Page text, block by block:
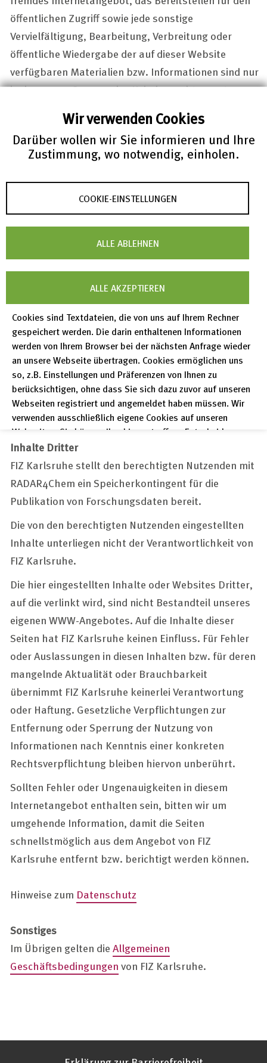
Wir verwenden Cookies
Darüber wollen wir Sie informieren und Ihre
Zustimmung, wo notwendig, einholen.
COOKIE-EINSTELLUNGEN
ALLE ABLEHNEN
ALLE AKZEPTIEREN
Cookies sind Textdateien, die von uns auf Ihrem Rechner
gespeichert werden. Die darin enthaltenen Informationen
werden von Ihrem Browser bei der nächsten Anfrage wieder
an unsere Webseite übertragen. Cookies ermöglichen uns
so, z.B. Einstellungen und Präferenzen von Ihnen zu
berücksichtigen, ohne dass Sie sich dazu zuvor auf unseren
Webseiten registriert und angemeldet haben müssen. Wir
verwenden ausschließlich eigene Cookies auf unseren
Webseiten. Sie können Ihre hier getroffene Entscheidung
unter "Einstellungen" jederzeit ändern und somit auch eine
erteilte Einwilligung für die Zukunft widerrufen.
Datenschutzerklärung
Impressum
öffentlichen Zugriff sowie jede sonstige
Vervielfältigung, Bearbeitung, Verbreitung oder
öffentliche Wiedergabe der auf dieser Website
verfügbaren Materialien bzw. Informationen sind nur
in den engen Grenzen des Urheberrechtsgesetzes
Karlsruhe gestattet.
Markenschutz
Das Logo von FIZ Karlsruhe sowie der Name „FIZ
Karlsruhe“ sind eingetragene Marken von FIZ
Karlsruhe. Alle anderen auf dieser Website zitierten
bzw. -logos sind Eigentum der jeweiligen Inhaber.
Haftungsausschluss
Die unentgeltlich ohne Passwort und LoginID
allgemein zugänglichen Internetseiten von FIZ
Karlsruhe dienen der leichten und schnellen
Information der Benutzer. FIZ Karlsruhe übernimmt
für diese Seiten keine Garantie oder Haftung, sofern
nicht zwingende gesetzliche Regelungen
entgegenstehen.
Inhalte Dritter
FIZ Karlsruhe stellt den berechtigten Nutzenden mit
RADAR4Chem ein Speicherkontingent für die
Publikation von Forschungsdaten bereit.
Die von den berechtigten Nutzenden eingestellten
Inhalte unterliegen nicht der Verantwortlichkeit von
FIZ Karlsruhe.
Die hier eingestellten Inhalte oder Websites Dritter,
auf die verlinkt wird, sind nicht Bestandteil unseres
eigenen WWW-Angebotes. Auf die Inhalte dieser
Seiten hat FIZ Karlsruhe keinen Einfluss. Für Fehler
oder Auslassungen in diesen Inhalten bzw. für deren
mangelnde Aktualität oder Brauchbarkeit
übernimmt FIZ Karlsruhe keinerlei Verantwortung
oder Haftung. Gesetzliche Verpflichtungen zur
Entfernung oder Sperrung der Nutzung von
Informationen nach Kenntnis einer konkreten
Rechtsverpflichtung bleiben hiervon unberührt.
Sollten Fehler oder Ungenauigkeiten in diesem
Internetangebot enthalten sein, bitten wir um
umgehende Information, damit die Seiten
schnellstmöglich aus dem Angebot von FIZ
Karlsruhe entfernt bzw. berichtigt werden können.
Hinweise zum Datenschutz
Sonstiges
Im Übrigen gelten dieAllgemeinen
Geschäftsbedingungenvon FIZ Karlsruhe.